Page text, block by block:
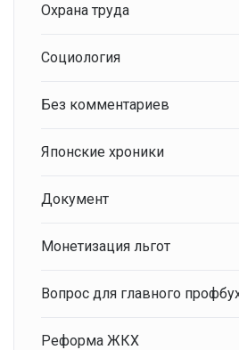
Охрана труда
Социология
Без комментариев
Японские хроники
Документ
Монетизация льгот
Вопрос для главного
Реформа ЖКХ